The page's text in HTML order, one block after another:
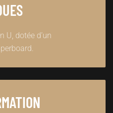
U, dotée d’un